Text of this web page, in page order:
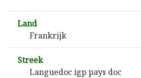
Land
Frankrijk
Streek
Languedoc igp pays doc